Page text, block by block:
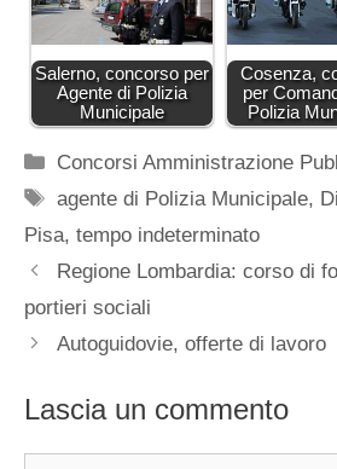
Salerno, concorso per
Agente di Polizia
Municipale
Cosenza,
per
Polizia
Categorie
Concorsi Amministrazione
Tag
agente di Polizia Municipale,
Pisa, tempo indeterminato
Regione Lombardia: corso di
portieri sociali
Autoguidovie, offerte di lavoro
Lascia un commento